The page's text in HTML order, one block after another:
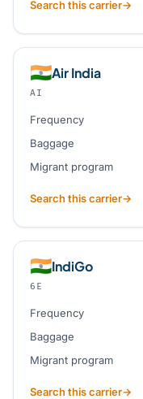
Search this carrier→
🇮🇳Air India
AI
Frequency
Baggage
Migrant program
Search this carrier→
🇮🇳IndiGo
6E
Frequency
Baggage
Migrant program
Search this carrier→